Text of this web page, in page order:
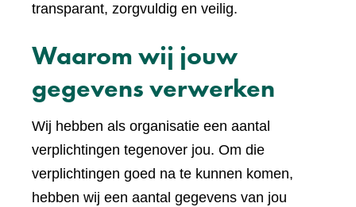
transparant, zorgvuldig en veilig.
Waarom wij jouw
gegevens verwerken
Wij hebben als organisatie een aantal
verplichtingen tegenover jou. Om die
verplichtingen goed na te kunnen komen,
hebben wij een aantal gegevens van jou